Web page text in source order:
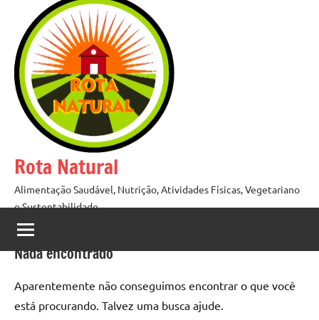
conteúdo
Rota Natural
Alimentação Saudável, Nutrição, Atividades Físicas, Vegetariano
e Sustentabilidade
Nada encontrado
Aparentemente não conseguimos encontrar o que você
está procurando. Talvez uma busca ajude.